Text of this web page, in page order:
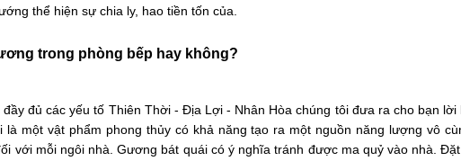
thể hiện sự chia ly, hao tiền tốn của.
trong phòng bếp hay không?
đủ các yếu tố Thiên Thời - Địa Lợi - Nhân Hòa chúng tôi đưa ra cho bạn
một vật phẩm phong thủy có khả năng tạo ra một nguồn năng lượng vô
với mỗi ngôi nhà. Gương bát quái có ý nghĩa tránh được ma quỷ vào nhà.